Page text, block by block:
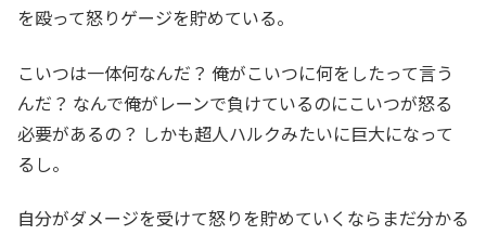
を殴って怒りゲージを貯めている。
こいつは一体何なんだ？ 俺がこいつに何をしたって言う
んだ？ なんで俺がレーンで負けているのにこいつが怒る
必要があるの？ しかも超人ハルクみたいに巨大になって
るし。
自分がダメージを受けて怒りを貯めていくならまだ分かる